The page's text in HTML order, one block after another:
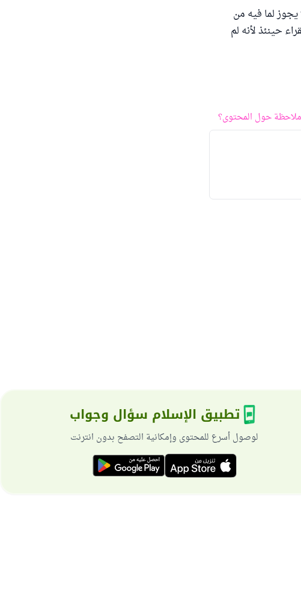
يجوز لما فيه من
حينئذ لأنه لم
حول المحتوى؟
تطبيق الإسلام سؤال وجواب
لوصول أسرع للمحتوى وإمكانية التصفح بدون انترنت